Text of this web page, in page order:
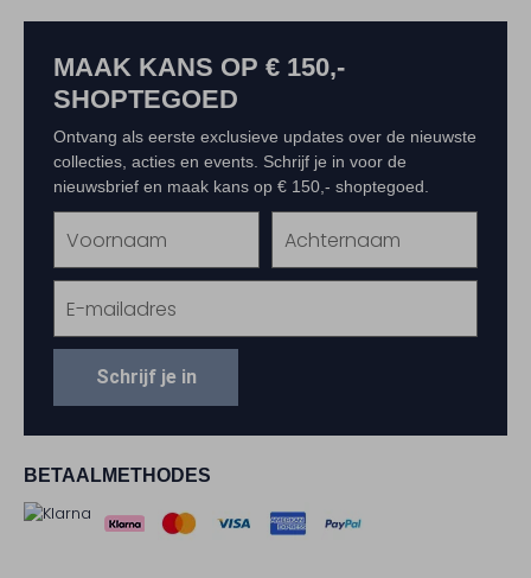
BETAALMETHODES
MAAK KANS OP € 150,-
SHOPTEGOED
Ontvang als eerste exclusieve updates over de nieuwste
collecties, acties en events. Schrijf je in voor de
nieuwsbrief en maak kans op € 150,- shoptegoed.
Schrijf je in